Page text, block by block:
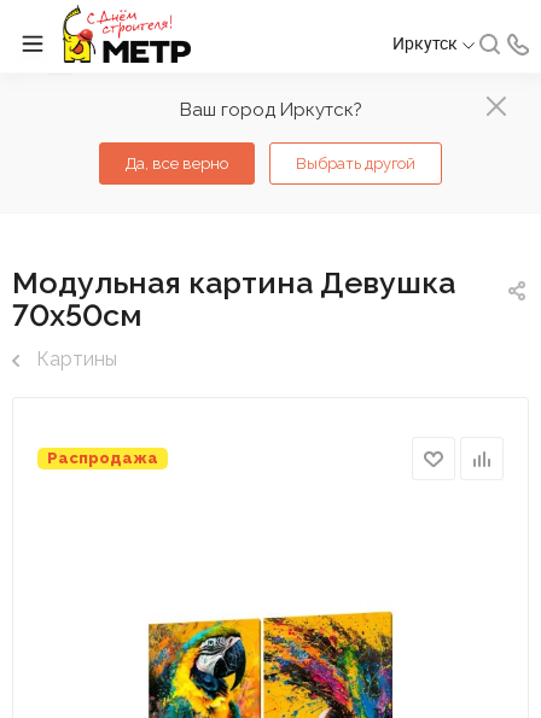
Ваш город Иркутск?
Да, все верно Выбрать другой
Иркутск
Модульная картина Девушка
70х50см
Картины
Распродажа